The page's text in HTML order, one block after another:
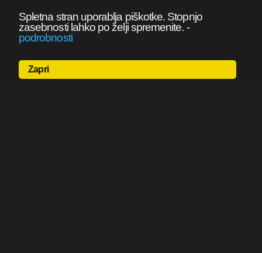
Spletna stran uporablja piškotke. Stopnjo
zasebnosti lahko po želji spremenite. -
podrobnosti
Zapri